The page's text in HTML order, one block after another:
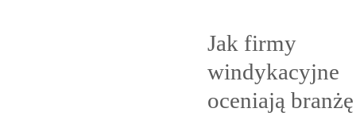
Jak firmy
windykacyjne
oceniają branżę